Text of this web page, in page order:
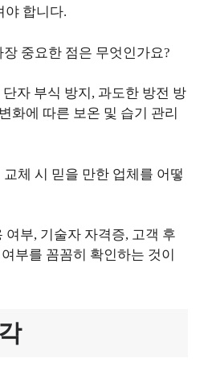
야 합니다.
중요한 점은 무엇인가요?
자 부식 방지, 과도한 방전 방
화에 따른 보온 및 습기 관리
체 시 믿을 만한 업체를 어떻
여부, 기술자 자격증, 고객 후
부를 꼼꼼히 확인하는 것이